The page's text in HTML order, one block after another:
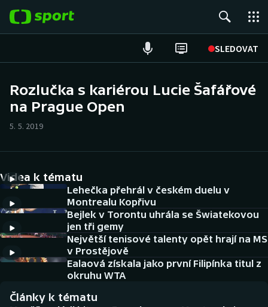
SLEDOVAT
Hokej
Cyklistika
DALŠÍ SPORTY
Americký fotbal
Baseball a softbal
Basketbal
NEPŘEHLÉDNĚTE
Historické návraty
Rozlučka s kariérou Lucie Šafářové
na Prague Open
5. 5. 2019
Videa k tématu
Lehečka přehrál v českém duelu v
Montrealu Kopřivu
Bejlek v Torontu uhrála se Šwiatekovou
jen tři gemy
Největší tenisové talenty opět hrají na MS
v Prostějově
Ealaová získala jako první Filipínka titul z
okruhu WTA
Články k tématu